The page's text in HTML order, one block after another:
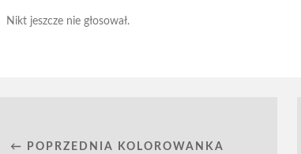
Nikt jeszcze nie głosował.
← POPRZEDNIA KOLOROWANKA